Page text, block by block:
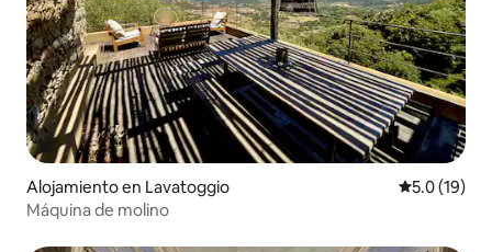
Alojamiento en Lavatoggio Calificación
5.0 (19)
Máquina de molino